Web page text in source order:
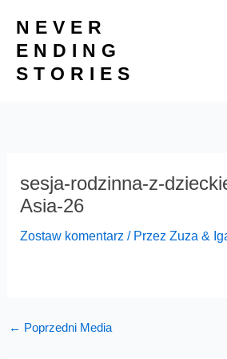
treści
NEVER
ENDING
STORIES
sesja-rodzinna-z-
Asia-26
Zostaw komentarz / Przez Zuza &
← Poprzedni Media